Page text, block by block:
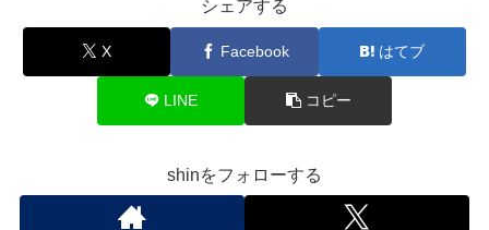
シェアする
X Facebook はてブ
LINE コピー
shinをフォローする